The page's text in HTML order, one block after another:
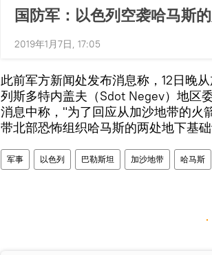
国防军：以色列空袭哈马斯
2019年1月7日, 17:05
此前军方新闻处发布消息称，12日晚
列斯多特内盖夫（Sdot Negev）地区
消息中称，"为了回应从加沙地带的火
带北部恐怖组织哈马斯的两处地下基础
军事 以色列 巴勒斯坦 加沙地带 哈马斯